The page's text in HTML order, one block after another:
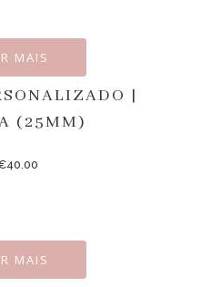
MAIS
|
(25MM)
40.00
MAIS